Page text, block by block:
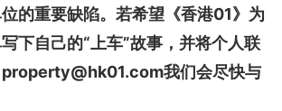
的重要缺陷。若希望《香港01》为
下自己的“上车”故事，并将个人联
property@hk01.com我们会尽快与